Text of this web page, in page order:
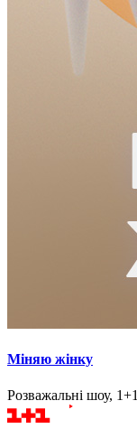
Міняю жінку
Розважальні шоу, 1+1